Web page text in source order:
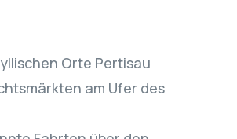
Orte Pertisau
am Ufer des